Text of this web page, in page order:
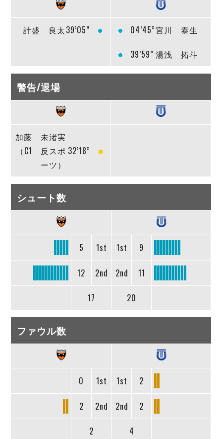
計盛 良太39’05” 04’45”宮川 泰生
39’59” 湯浅 拓斗
警告/退場
加藤 未渚実
（C1 反スポ
ーツ）
32’18”
シュート数
5 1st 1st 9
12 2nd 2nd 11
17 20
ファウル数
0 1st 1st 2
2 2nd 2nd 2
2 4